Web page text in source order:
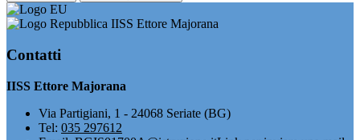
IISS Ettore Majorana
Contatti
IISS Ettore Majorana
Via Partigiani, 1 - 24068 Seriate (BG)
Tel: 035 297612